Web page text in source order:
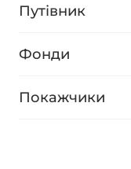
Путівник
Фонди
Покажчики